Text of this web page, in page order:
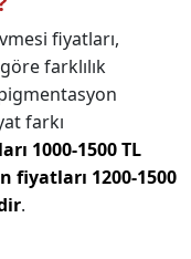
fiyatları,
farklılık
farkı
1000-1500 TL
fiyatları 1200-1500
.